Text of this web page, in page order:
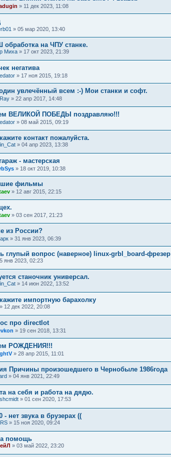
» 11 дек 2023, 11:08
» 05 мар 2020, 13:40
обработка на ЧПУ станке.
Миха » 17 окт 2023, 21:39
негатива
» 17 ноя 2015, 19:18
увлечённый всем :-) Мои станки и софт.
» 22 апр 2017, 14:48
ВЕЛИКОЙ ПОБЕДЫ поздравляю!!!
» 08 май 2015, 09:19
контакт пожалуйста.
» 04 апр 2023, 13:38
- мастерская
» 18 окт 2019, 10:38
фильмы
» 12 авг 2015, 22:15
» 03 сен 2017, 21:23
из России?
» 31 янв 2023, 06:39
глупый вопрос (наверное) linux-grbl_board-фрезер
янв 2023, 02:23
станочник универсал.
» 14 июн 2022, 13:52
импортную барахолку
» 12 дек 2022, 20:08
про directlot
» 19 сен 2018, 13:31
РОЖДЕНИЯ!!!
» 28 апр 2015, 11:01
Причины произошедшего в Чернобыле 1986года
» 04 янв 2021, 22:49
на себя и работа на дядю.
» 01 сен 2020, 17:53
- нет звука в брузерах ((
» 15 ноя 2020, 09:24
помощь
» 03 май 2022, 23:20